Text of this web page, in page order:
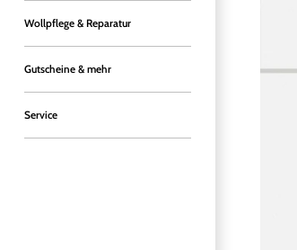
Wollpflege & Reparatur
Gutscheine & mehr
Service